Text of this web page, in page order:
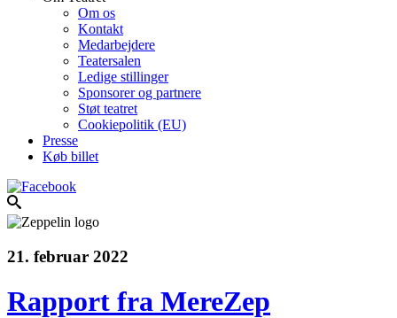
Om os
Kontakt
Medarbejdere
Teatersalen
Ledige stillinger
Sponsorer og partnere
Støt teatret
Cookiepolitik (EU)
Presse
Køb billet
21. februar 2022
Rapport fra MereZep